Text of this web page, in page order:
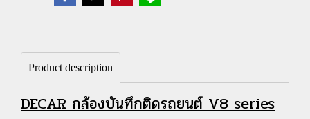
Product description
DECAR กล้องบันทึกติดรถยนต์ V8 series